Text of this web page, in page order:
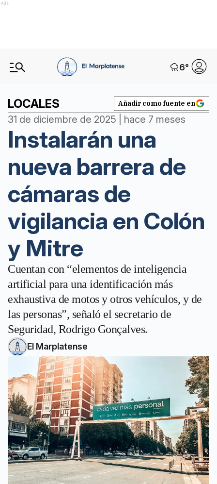
Ads
6°
LOCALES Añadir como fuente en
31 de diciembre de 2025 | hace 7 meses
Instalarán una
nueva barrera de
cámaras de
vigilancia en Colón
y Mitre
Cuentan con “elementos de inteligencia
artificial para una identificación más
exhaustiva de motos y otros vehículos, y de
las personas”, señaló el secretario de
Seguridad, Rodrigo Gonçalves.
El Marplatense